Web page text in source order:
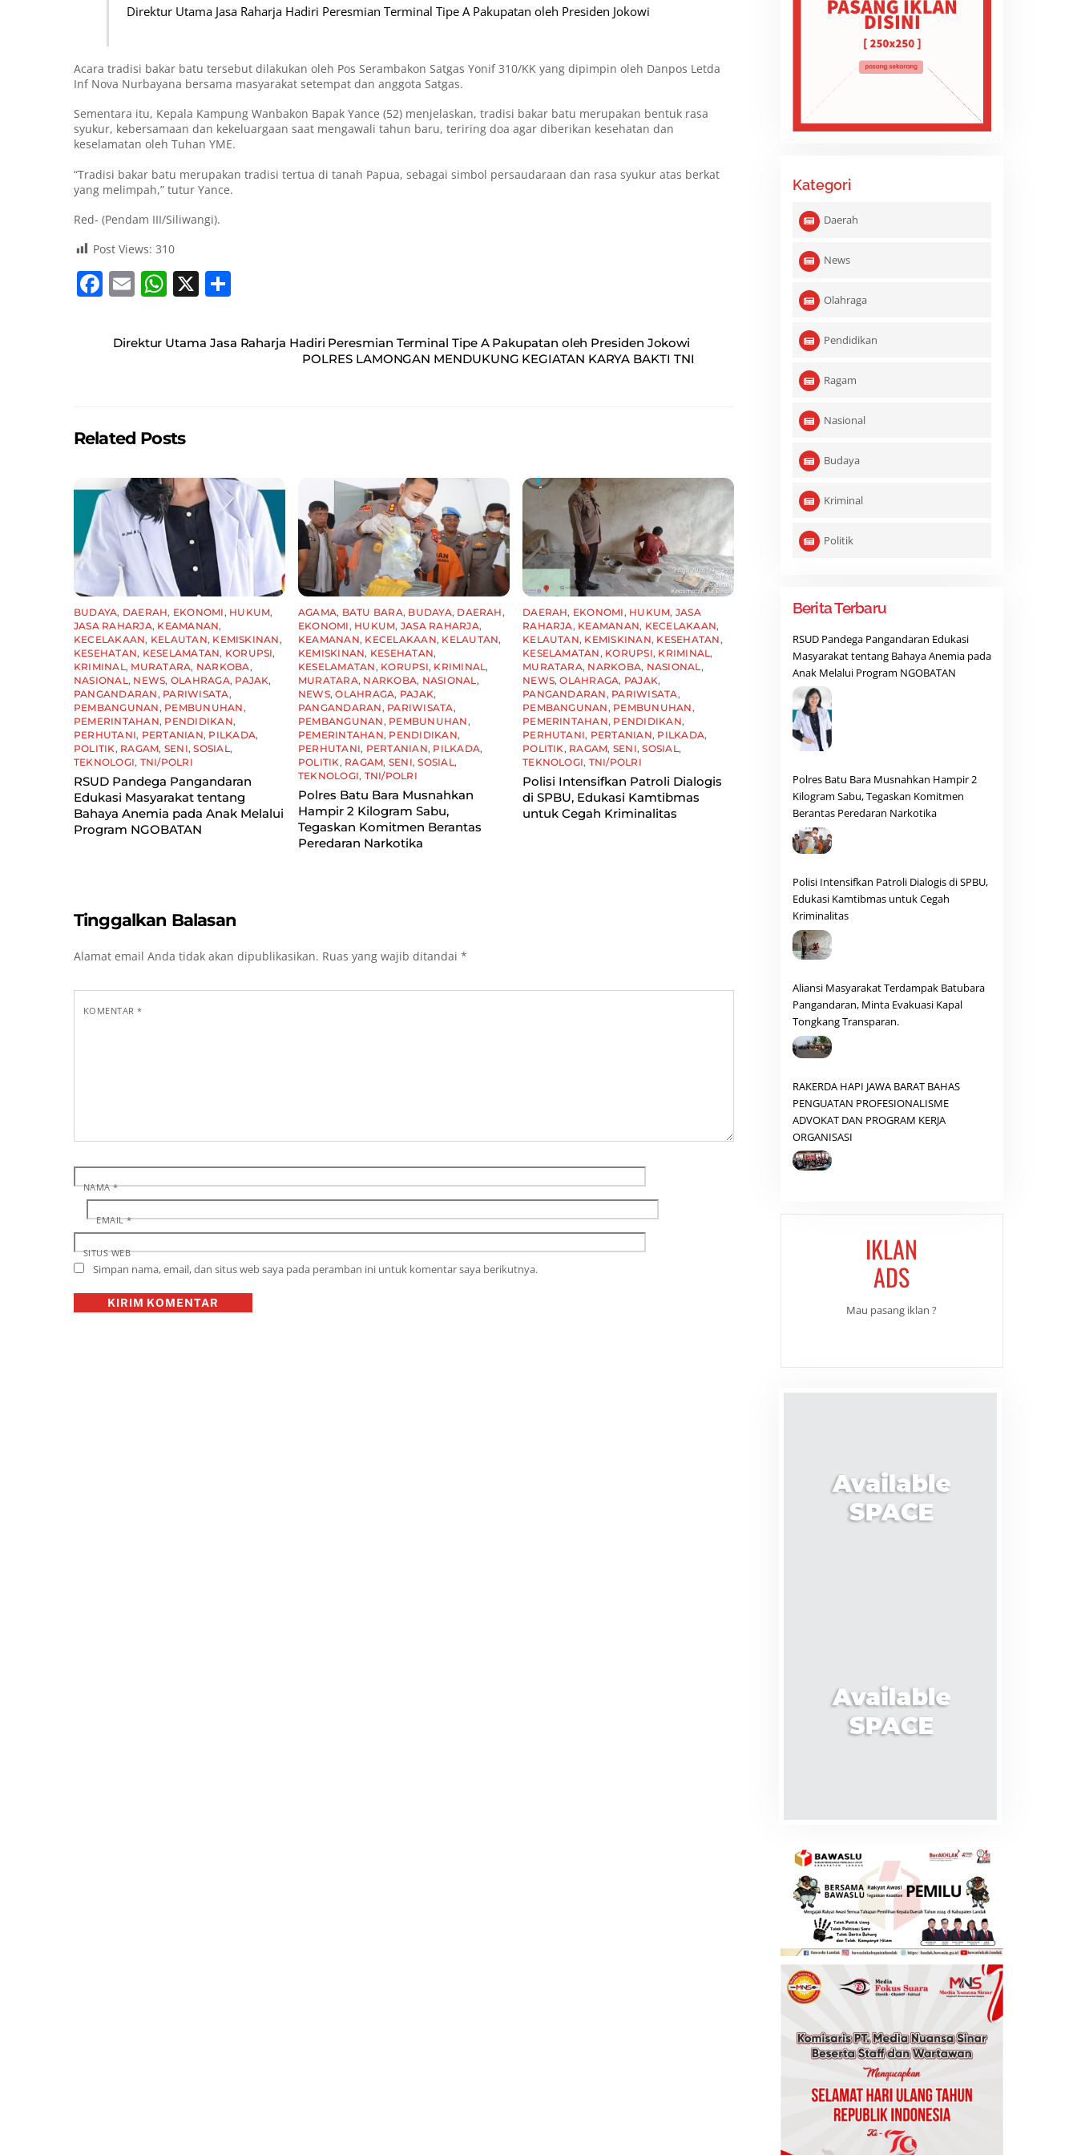
Direktur Utama Jasa Raharja Hadiri Peresmian Terminal Tipe A Pakupatan oleh Presiden Jokowi
Acara tradisi bakar batu tersebut dilakukan oleh Pos Serambakon Satgas Yonif 310/KK yang dipimpin oleh Danpos Letda
Inf Nova Nurbayana bersama masyarakat setempat dan anggota Satgas.
Sementara itu, Kepala Kampung Wanbakon Bapak Yance (52) menjelaskan, tradisi bakar batu merupakan bentuk rasa
syukur, kebersamaan dan kekeluargaan saat mengawali tahun baru, teriring doa agar diberikan kesehatan dan
keselamatan oleh Tuhan YME.
“Tradisi bakar batu merupakan tradisi tertua di tanah Papua, sebagai simbol persaudaraan dan rasa syukur atas berkat
yang melimpah,” tutur Yance.
Red- (Pendam III/Siliwangi).
Post Views: 310
F
c
o
E
ai
W
at
p
X
ar
Direktur Utama Jasa Raharja Hadiri Peresmian Terminal Tipe A Pakupatan oleh Presiden Jokowi
POLRES LAMONGAN MENDUKUNG KEGIATAN KARYA BAKTI TNI
Related Posts
BUDAYA, DAERAH, EKONOMI, HUKUM,
JASA RAHARJA, KEAMANAN,
KECELAKAAN, KELAUTAN, KEMISKINAN,
KESEHATAN, KESELAMATAN, KORUPSI,
KRIMINAL, MURATARA, NARKOBA,
NASIONAL, NEWS, OLAHRAGA, PAJAK,
PANGANDARAN, PARIWISATA,
PEMBANGUNAN, PEMBUNUHAN,
PEMERINTAHAN, PENDIDIKAN,
PERHUTANI, PERTANIAN, PILKADA,
POLITIK, RAGAM, SENI,SOSIAL,
TEKNOLOGI, TNI/POLRI
RSUD Pandega Pangandaran
Edukasi Masyarakat tentang
Bahaya Anemia pada Anak Melalui
Program NGOBATAN
AGAMA, BATU BARA, BUDAYA, DAERAH,
EKONOMI, HUKUM, JASA RAHARJA,
KEAMANAN, KECELAKAAN, KELAUTAN,
KEMISKINAN, KESEHATAN,
KESELAMATAN, KORUPSI, KRIMINAL,
MURATARA, NARKOBA, NASIONAL,
NEWS,OLAHRAGA, PAJAK,
PANGANDARAN, PARIWISATA,
PEMBANGUNAN, PEMBUNUHAN,
PEMERINTAHAN, PENDIDIKAN,
PERHUTANI, PERTANIAN, PILKADA,
POLITIK, RAGAM, SENI,SOSIAL,
TEKNOLOGI, TNI/POLRI
Polres Batu Bara Musnahkan
Hampir 2 Kilogram Sabu,
Tegaskan Komitmen Berantas
Peredaran Narkotika
DAERAH, EKONOMI, HUKUM, JASA
RAHARJA, KEAMANAN, KECELAKAAN,
KELAUTAN, KEMISKINAN, KESEHATAN,
KESELAMATAN, KORUPSI, KRIMINAL,
MURATARA, NARKOBA, NASIONAL,
NEWS,OLAHRAGA, PAJAK,
PANGANDARAN, PARIWISATA,
PEMBANGUNAN, PEMBUNUHAN,
PEMERINTAHAN, PENDIDIKAN,
PERHUTANI, PERTANIAN, PILKADA,
POLITIK, RAGAM, SENI,SOSIAL,
TEKNOLOGI, TNI/POLRI
Polisi Intensifkan Patroli Dialogis
di SPBU, Edukasi Kamtibmas
untuk Cegah Kriminalitas
Tinggalkan Balasan
Alamat email Anda tidak akan dipublikasikan. Ruas yang wajib ditandai *
KOMENTAR*
NAMA*
EMAIL*
SITUS WEB
Simpan nama, email, dan situs web saya pada peramban ini untuk komentar saya berikutnya.
Kategori
Daerah
News
Olahraga
Pendidikan
Ragam
Nasional
Budaya
Kriminal
Politik
Berita Terbaru
RSUD Pandega Pangandaran Edukasi
Masyarakat tentang Bahaya Anemia pada
Anak Melalui Program NGOBATAN
Polres Batu Bara Musnahkan Hampir 2
Kilogram Sabu, Tegaskan Komitmen
Berantas Peredaran Narkotika
Polisi Intensifkan Patroli Dialogis di SPBU,
Edukasi Kamtibmas untuk Cegah
Kriminalitas
Aliansi Masyarakat Terdampak Batubara
Pangandaran, Minta Evakuasi Kapal
Tongkang Transparan.
RAKERDA HAPI JAWA BARAT BAHAS
PENGUATAN PROFESIONALISME
ADVOKAT DAN PROGRAM KERJA
ORGANISASI
IKLAN
ADS
Mau pasang iklan ?